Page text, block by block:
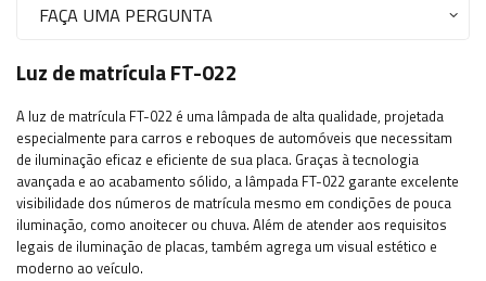
FAÇA UMA PERGUNTA
Luz de matrícula FT-022
A luz de matrícula FT-022 é uma lâmpada de alta qualidade, projetada
especialmente para carros e reboques de automóveis que necessitam
de iluminação eficaz e eficiente de sua placa. Graças à tecnologia
avançada e ao acabamento sólido, a lâmpada FT-022 garante excelente
visibilidade dos números de matrícula mesmo em condições de pouca
iluminação, como anoitecer ou chuva. Além de atender aos requisitos
legais de iluminação de placas, também agrega um visual estético e
moderno ao veículo.